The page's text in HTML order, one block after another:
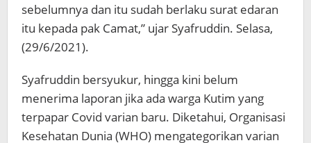
sebelumnya dan itu sudah berlaku surat edaran
itu kepada pak Camat,” ujar Syafruddin. Selasa,
(29/6/2021).
Syafruddin bersyukur, hingga kini belum
menerima laporan jika ada warga Kutim yang
terpapar Covid varian baru. Diketahui, Organisasi
Kesehatan Dunia (WHO) mengategorikan varian